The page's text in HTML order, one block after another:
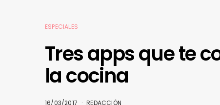
ESPECIALES
Tres apps que te
la cocina
16/03/2017 REDACCIÓN